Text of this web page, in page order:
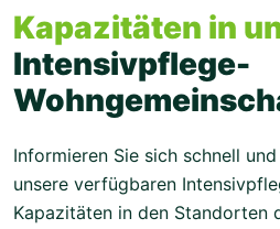
Kapazitäten in
Intensivpflege-
Informieren Sie sich schnell
unsere verfügbaren
Kapazitäten in den Standorten